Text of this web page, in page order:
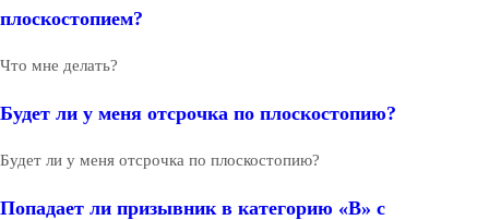
плоскостопием?
Что мне делать?
Будет ли у меня отсрочка по плоскостопию?
Будет ли у меня отсрочка по плоскостопию?
Попадает ли призывник в категорию «В» с